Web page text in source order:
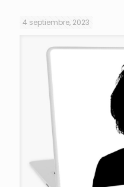
4 septiembre, 2023